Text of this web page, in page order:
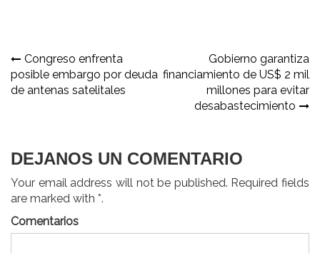
Navegación
de
Congreso enfrenta
posible embargo por deuda
de antenas satelitales
Gobierno garantiza
financiamiento de US$ 2 mil
millones para evitar
desabastecimiento
DEJANOS UN COMENTARIO
Your email address will not be published. Required fields
are marked with *.
Comentarios